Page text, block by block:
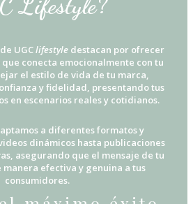
UGClifestyledestacan por ofrecer
conecta emocionalmente con tu
el estilo de vida de tu marca,
y fidelidad, presentando tus
en escenarios reales y cotidianos.
a diferentes formatos y
dinámicos hasta publicaciones
asegurando que el mensaje de tu
efectiva y genuina a tus
consumidores.